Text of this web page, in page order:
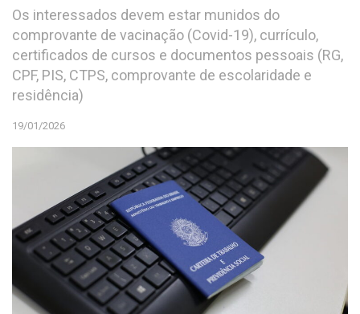
Os interessados devem estar munidos do
comprovante de vacinação (Covid-19), currículo,
certificados de cursos e documentos pessoais (RG,
CPF, PIS, CTPS, comprovante de escolaridade e
residência)
19/01/2026